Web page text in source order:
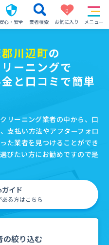
安心・安全 業者検索
0
お気に入り
メニュー
川辺町の
ーニングで
と口コミで簡単
リーニング業者の中から、口
支払い方法やアフターフォロ
た業者を見つけることができ
びたい方にお勧めですので是
イド
る方はこちら
の絞り込む